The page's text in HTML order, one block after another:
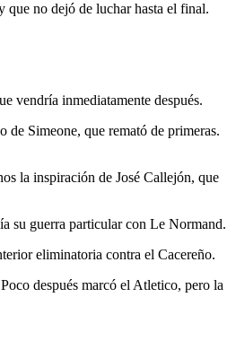
no dejó de luchar hasta el final.
vendría inmediatamente después.
Simeone, que remató de primeras.
la inspiración de José Callejón, que
su guerra particular con Le Normand.
eliminatoria contra el Cacereño.
después marcó el Atletico, pero la